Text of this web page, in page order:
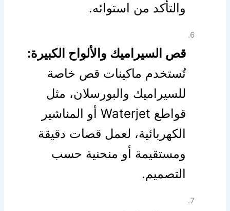
والتأكد من استوائه.
قص السيراميك والألواح الكبيرة:
تُستخدم ماكينات قص خاصة
للسيراميك والبورسلان، مثل
قواطع Waterjet أو المناشير
الكهربائية، لعمل قصات دقيقة
ومستقيمة أو منحنية حسب
التصميم.